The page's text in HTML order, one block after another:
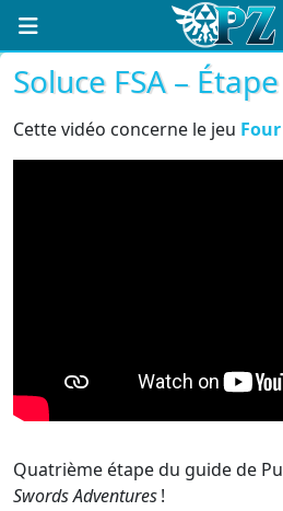
Soluce FSA –
Cette vidéo concerne le jeu
Quatrième étape du guide de
Swords Adventures!